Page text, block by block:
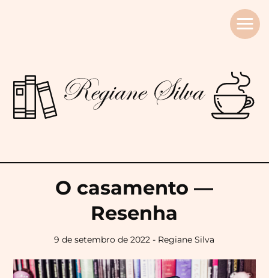
Regiane
O casamento —
Resenha
9 de setembro de 2022 - Regiane Silva